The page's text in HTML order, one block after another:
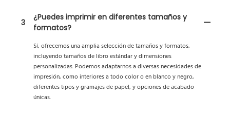
3
¿Puedes imprimir en diferentes tamaños y
formatos?
Sí, ofrecemos una amplia selección de tamaños y formatos,
incluyendo tamaños de libro estándar y dimensiones
personalizadas. Podemos adaptarnos a diversas necesidades de
impresión, como interiores a todo color o en blanco y negro,
diferentes tipos y gramajes de papel, y opciones de acabado
únicas.